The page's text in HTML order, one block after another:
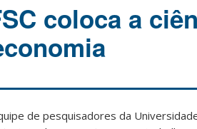
coloca a
de pesquisadores da